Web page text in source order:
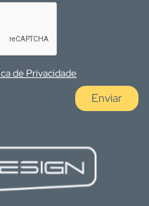
de Privacidade
Enviar